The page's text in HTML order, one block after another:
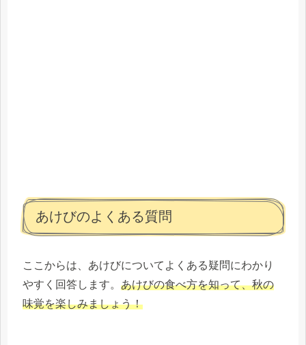
あけびのよくある質問
ここからは、あけびについてよくある疑問にわかり
やすく回答します。 あけびの食べ方を知って、秋の
味覚を楽しみましょう！